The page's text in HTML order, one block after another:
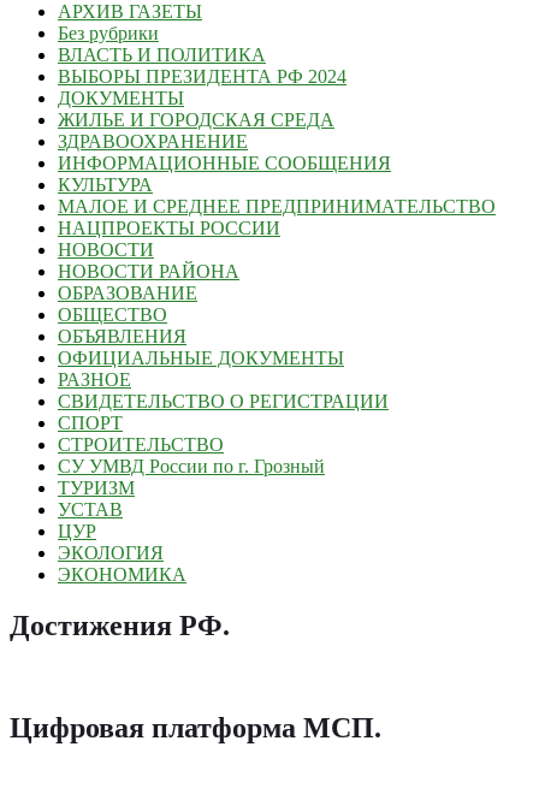
АРХИВ ГАЗЕТЫ
Без рубрики
ВЛАСТЬ И ПОЛИТИКА
ВЫБОРЫ ПРЕЗИДЕНТА РФ 2024
ДОКУМЕНТЫ
ЖИЛЬЕ И ГОРОДСКАЯ СРЕДА
ЗДРАВООХРАНЕНИЕ
ИНФОРМАЦИОННЫЕ СООБЩЕНИЯ
КУЛЬТУРА
МАЛОЕ И СРЕДНЕЕ ПРЕДПРИНИМАТЕЛЬСТВО
НАЦПРОЕКТЫ РОССИИ
НОВОСТИ
НОВОСТИ РАЙОНА
ОБРАЗОВАНИЕ
ОБЩЕСТВО
ОБЪЯВЛЕНИЯ
ОФИЦИАЛЬНЫЕ ДОКУМЕНТЫ
РАЗНОЕ
СВИДЕТЕЛЬСТВО О РЕГИСТРАЦИИ
СПОРТ
СТРОИТЕЛЬСТВО
СУ УМВД России по г. Грозный
ТУРИЗМ
УСТАВ
ЦУР
ЭКОЛОГИЯ
ЭКОНОМИКА
Достижения РФ.
Цифровая платформа МСП.